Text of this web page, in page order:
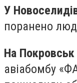
У
поранено
На Покровськ
авіабомбу